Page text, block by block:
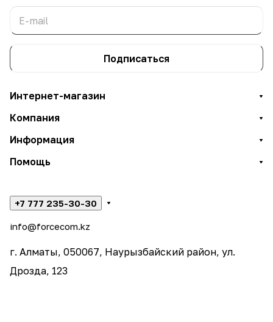
Подписаться
Интернет-магазин
Компания
Информация
Помощь
+7 777 235-30-30
info@forcecom.kz
г. Алматы, 050067, Наурызбайский район, ул.
Дрозда, 123